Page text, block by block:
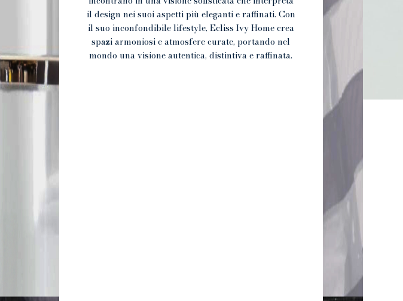
il design nei suoi aspetti più eleganti e raffinati. Con
il suo inconfondibile lifestyle, Ecliss Ivy Home crea
spazi armoniosi e atmosfere curate, portando nel
mondo una visione autentica, distintiva e raffinata.